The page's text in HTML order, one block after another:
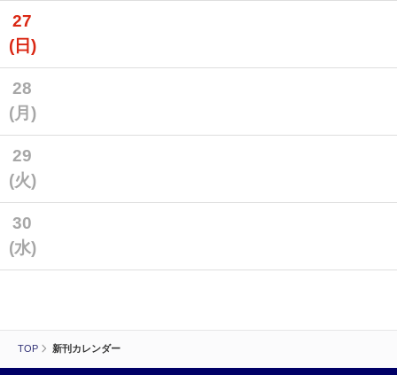
TOP 新刊カレンダー
27
(日)
28
(月)
29
(火)
30
(水)